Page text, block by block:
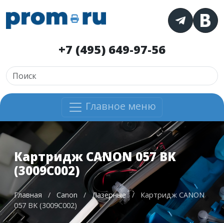
+7 (495) 649-97-56
Главное меню
Картридж CANON 057 BK
(3009C002)
Главная / Canon / Лазерные /
Картридж CANON
057 BK (3009C002)